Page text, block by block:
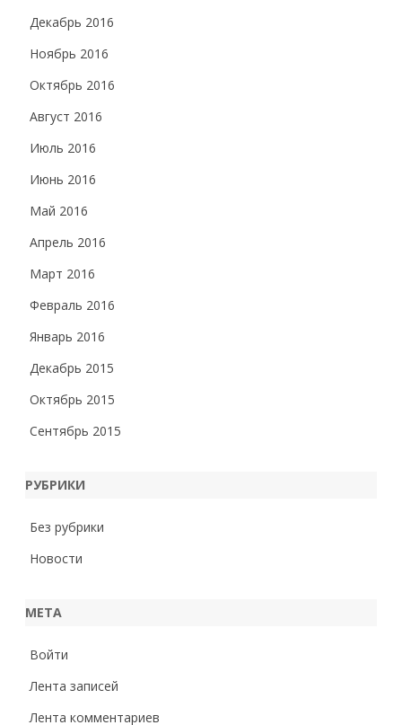
Декабрь 2016
Ноябрь 2016
Октябрь 2016
Август 2016
Июль 2016
Июнь 2016
Май 2016
Апрель 2016
Март 2016
Февраль 2016
Январь 2016
Декабрь 2015
Октябрь 2015
Сентябрь 2015
РУБРИКИ
Без рубрики
Новости
МЕТА
Войти
Лента записей
Лента комментариев